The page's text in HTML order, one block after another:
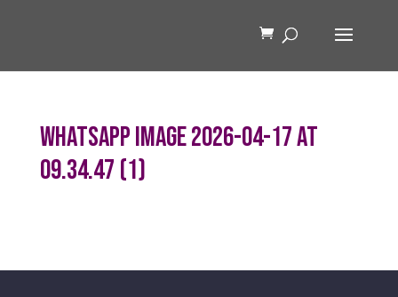
WhatsApp Image 2026-04-17 at
09.34.47 (1)